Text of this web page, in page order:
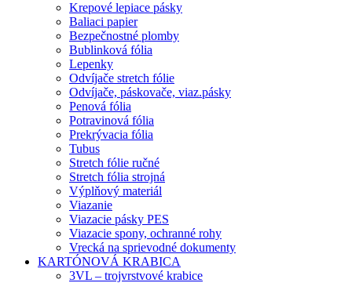
Krepové lepiace pásky
Baliaci papier
Bezpečnostné plomby
Bublinková fólia
Lepenky
Odvíjače stretch fólie
Odvíjače, páskovače, viaz.pásky
Penová fólia
Potravinová fólia
Prekrývacia fólia
Tubus
Stretch fólie ručné
Stretch fólia strojná
Výplňový materiál
Viazanie
Viazacie pásky PES
Viazacie spony, ochranné rohy
Vrecká na sprievodné dokumenty
KARTÓNOVÁ KRABICA
3VL – trojvrstvové krabice